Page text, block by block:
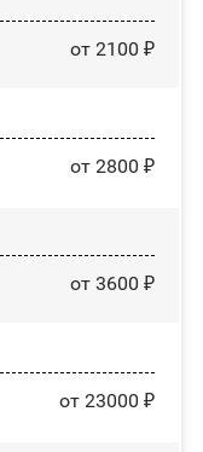
от 2100 ₽
от 2800 ₽
от 3600 ₽
от 23000 ₽